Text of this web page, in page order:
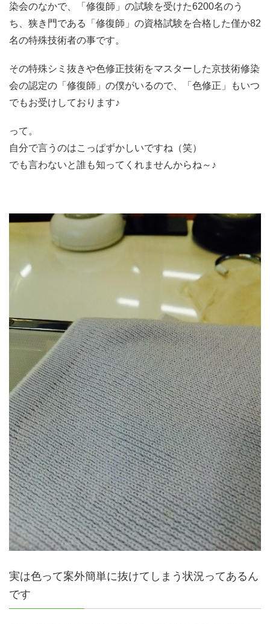
染会のなかで、「修復師」の試験を受けた6200名のう
ち、狭き門である「修復師」の資格試験を合格した僅か82
名の特殊技術者の事です。
その特殊シミ抜きや色修正技術をマスターした京技術修染
会の認定の「修復師」の僕がいるので、「色修正」もいつ
でもお受けしております♪
って。
自分で言うのはこっぱずかしいですね（笑）
でも言わないと誰も知ってくれませんからね～♪
実は色って案外簡単に抜けてしまう状況ってあるん
です